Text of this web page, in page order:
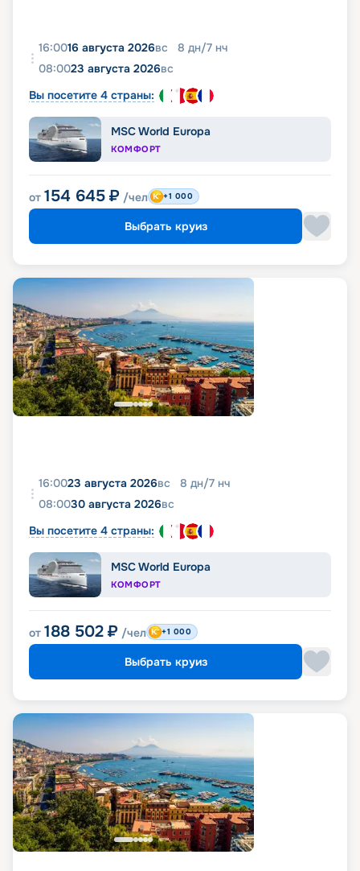
16:0016 августа 2026вс 8 дн/7 нч
08:0023 августа 2026вс
Вы посетите 4 страны:
MSC World Europa
КОМФОРТ
от 154 645 ₽ /чел +1 000
Выбрать круиз
16:0023 августа 2026вс 8 дн/7 нч
08:0030 августа 2026вс
Вы посетите 4 страны:
MSC World Europa
КОМФОРТ
от 188 502 ₽ /чел +1 000
Выбрать круиз